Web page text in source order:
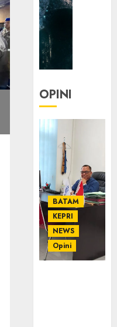
OPINI
BATAM
KEPRI
NEWS
Opini